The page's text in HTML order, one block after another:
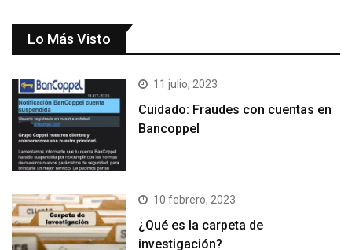
Lo Más Visto
11 julio, 2023
Cuidado: Fraudes con cuentas en
Bancoppel
10 febrero, 2023
¿Qué es la carpeta de
investigación?